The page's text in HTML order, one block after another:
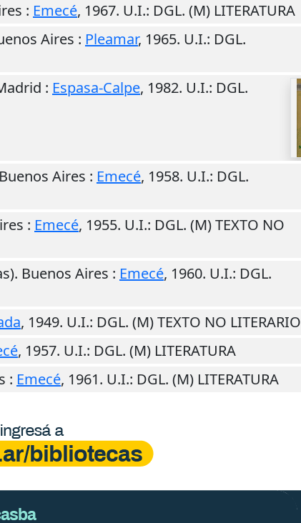
: Emecé, 1967. U.I.: DGL. (M) LITERATURA
Aires : Pleamar, 1965. U.I.: DGL.
: Espasa-Calpe, 1982. U.I.: DGL.
Buenos Aires : Emecé, 1958. U.I.: DGL.
: Emecé, 1955. U.I.: DGL. (M) TEXTO NO
Buenos Aires : Emecé, 1960. U.I.: DGL.
, 1949. U.I.: DGL. (M) TEXTO NO LITERARIO
, 1957. U.I.: DGL. (M) LITERATURA
: Emecé, 1961. U.I.: DGL. (M) LITERATURA